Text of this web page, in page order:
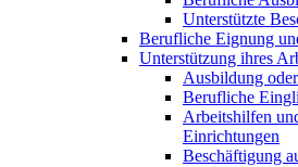
Unterstützte
Berufliche Eignung
Unterstützung ihres
Ausbildung
Berufliche
Arbeitshilfen
Einrichtungen
Beschäftigung